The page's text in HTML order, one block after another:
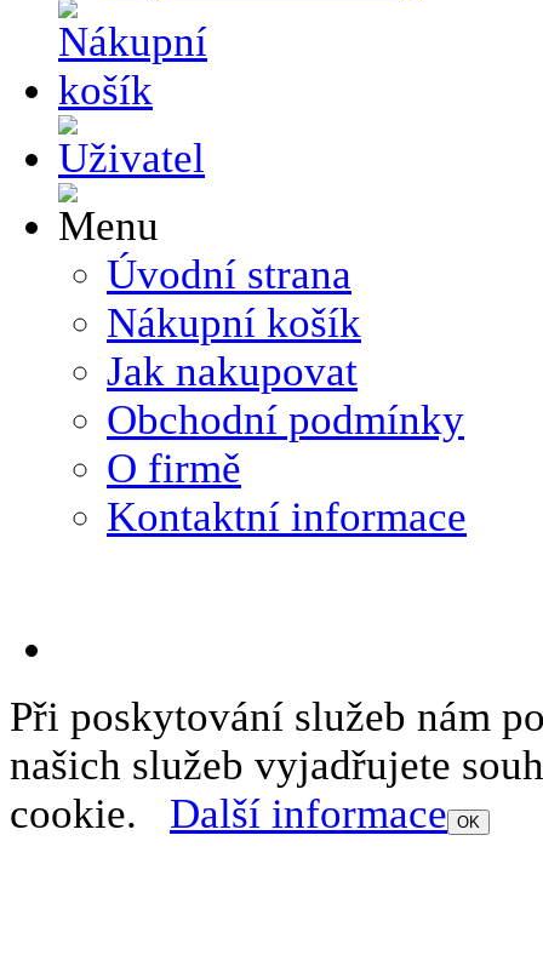
Úvodní strana
Nákupní košík
Jak nakupovat
Obchodní podmínky
O firmě
Kontaktní informace
Při poskytování služeb nám
našich služeb vyjadřujete
cookie. Další informace